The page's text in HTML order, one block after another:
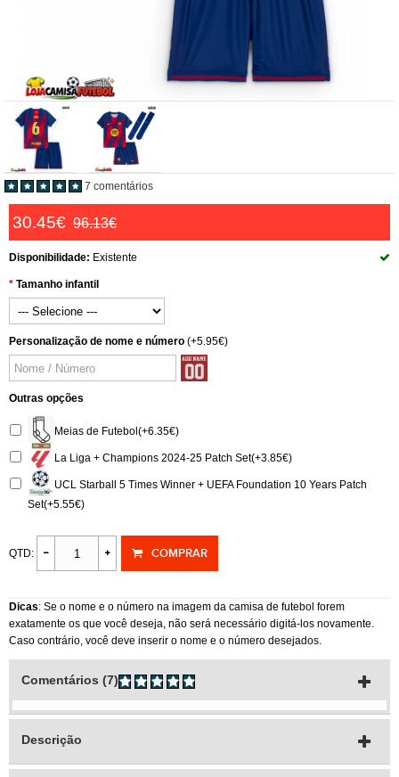
7 comentários
30.45€ 96.13€
Disponibilidade: Existente
Tamanho infantil
Personalização de nome e número (+5.95€)
Outras opções
Meias de Futebol(+6.35€)
La Liga + Champions 2024-25 Patch Set(+3.85€)
UCL Starball 5 Times Winner + UEFA Foundation 10 Years Patch
Set(+5.55€)
QTD: COMPRAR
Dicas: Se o nome e o número na imagem da camisa de futebol forem
exatamente os que você deseja, não será necessário digitá-los novamente.
Caso contrário, você deve inserir o nome e o número desejados.
Comentários (7)
Descrição